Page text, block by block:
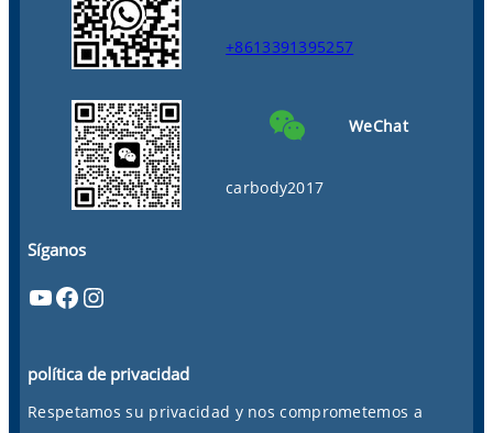
+8613391395257
WeChat
carbody2017
Síganos
YouTube Facebook Instagram
política de privacidad
Respetamos su privacidad y nos comprometemos a